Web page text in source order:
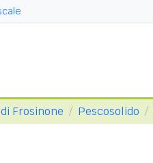
Frosinone Pescosolido